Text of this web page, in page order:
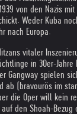
von den Nazis
Weder Kuba
nach Europa.
vitaler
in 30er-
Gangway spielen
ab (bravourös im
die Oper will kein
den Shoah-Bezug